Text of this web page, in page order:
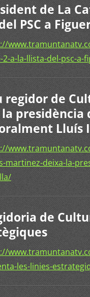
de La
PSC a
2-a-la-llista-del-psc-a-
regidor de
presidència
Lluís
martinez-deixa-la-
de
les-linies-